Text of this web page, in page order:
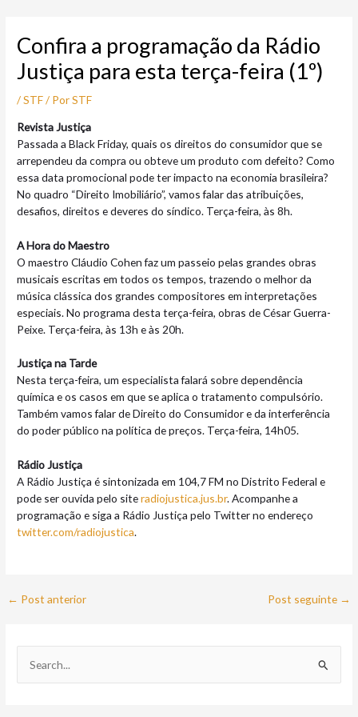
conteúdo
Confira a programação da Rádio
Justiça para esta terça-feira (1º)
/STF/ PorSTF
Revista Justiça
Passada a Black Friday, quais os direitos do consumidor que se
arrependeu da compra ou obteve um produto com defeito? Como
essa data promocional pode ter impacto na economia brasileira?
No quadro “Direito Imobiliário”, vamos falar das atribuições,
desafios, direitos e deveres do síndico. Terça-feira, às 8h.
A Hora do Maestro
O maestro Cláudio Cohen faz um passeio pelas grandes obras
musicais escritas em todos os tempos, trazendo o melhor da
música clássica dos grandes compositores em interpretações
especiais. No programa desta terça-feira, obras de César Guerra-
Peixe. Terça-feira, às 13h e às 20h.
Justiça na Tarde
Nesta terça-feira, um especialista falará sobre dependência
química e os casos em que se aplica o tratamento compulsório.
Também vamos falar de Direito do Consumidor e da interferência
do poder público na política de preços. Terça-feira, 14h05.
Rádio Justiça
A Rádio Justiça é sintonizada em 104,7 FM no Distrito Federal e
pode ser ouvida pelo siteradiojustica.jus.br. Acompanhe a
programação e siga a Rádio Justiça pelo Twitter no endereço
twitter.com/radiojustica.
← Post anterior Post seguinte →